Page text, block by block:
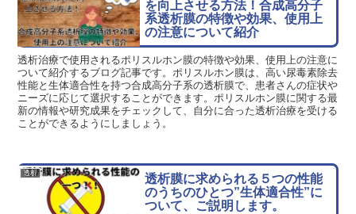
を向上させる方法！合成高分子
系透析膜の特徴や効果、使用上
の注意について紹介
透析治療で使用されるポリスルホン膜の特徴や効果、使用上の注意に
ついて紹介するブログ記事です。ポリスルホン膜は、高い尿毒素除去
性能と生体適合性を持つ合成高分子系の透析膜で、患者さんの症状や
ニーズに応じて選択することができます。ポリスルホン膜に関する最
新の情報や研究成果をチェックして、自分に合った透析治療を受ける
ことができるようにしましょう。
透析
透析膜に求められる５つの性能
のうちのひとつ”生体適合性”に
ついて、ご説明します。